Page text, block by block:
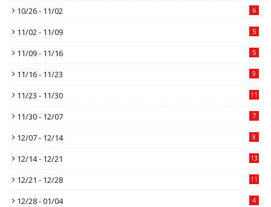
10/26 - 11/02 6
11/02 - 11/09 5
11/09 - 11/16 5
11/16 - 11/23 9
11/23 - 11/30 11
11/30 - 12/07 7
12/07 - 12/14 8
12/14 - 12/21 13
12/21 - 12/28 11
12/28 - 01/04 4